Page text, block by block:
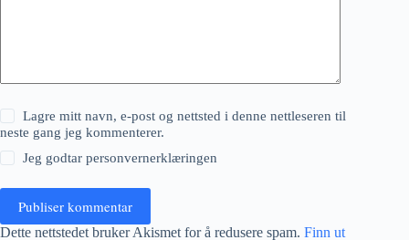
Lagre mitt navn, e-post og nettsted i denne nettleseren til
neste gang jeg kommenterer.
Jeg godtarpersonvernerklæringen
Publiser kommentar
Dette nettstedet bruker Akismet for å redusere spam. Finn ut